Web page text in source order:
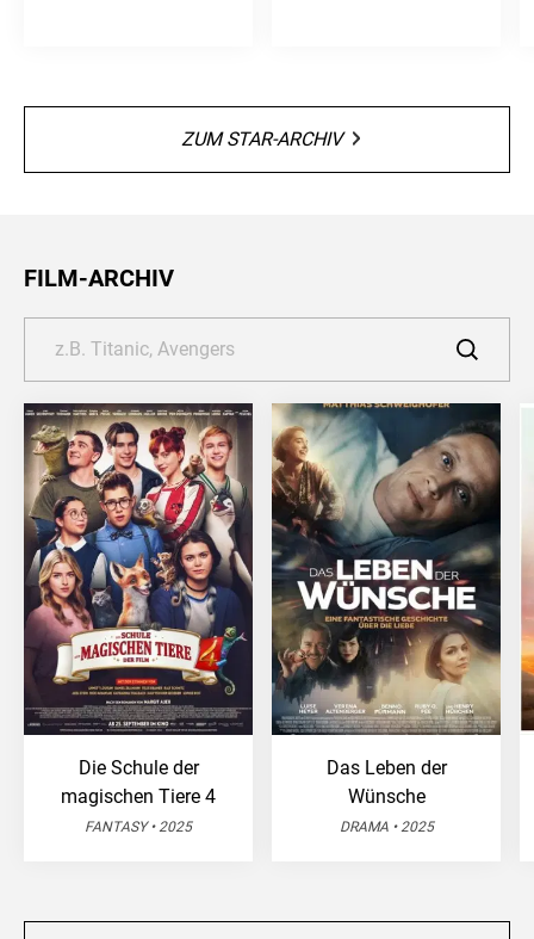
ZUM STAR-ARCHIV
FILM-ARCHIV
Die Schule der
magischen Tiere 4
FANTASY • 2025
Das Leben der
Wünsche
DRAMA • 2025